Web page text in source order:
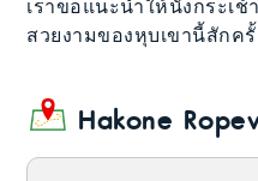
เราขอแนะนำให้นั่งกระเช้
สวยงามของหุบเขานี้สักค
Hakone